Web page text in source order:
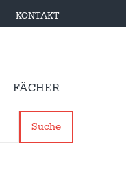
KONTAKT
FÄCHER
Suche